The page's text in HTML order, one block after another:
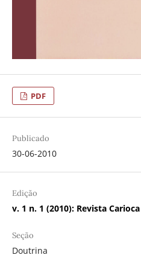
PDF
Publicado
30-06-2010
Edição
v. 1 n. 1 (2010): Revista
Seção
Doutrina